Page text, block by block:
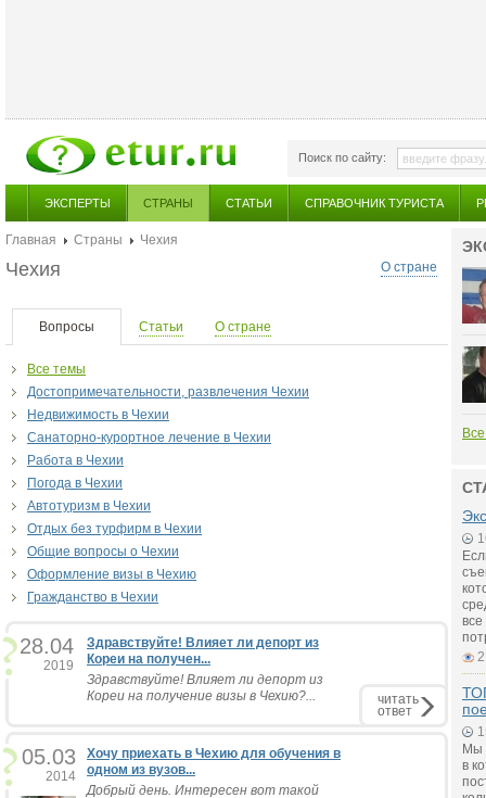
Поиск по сайту:
ЭКСПЕРТЫ СТРАНЫ СТАТЬИ СПРАВОЧНИК ТУРИСТА
Главная Страны
Чехия
О стране
Чехия
Вопросы Статьи О стране
Все темы
Достопримечательности, развлечения Чехии
Недвижимость в Чехии
Санаторно-курортное лечение в Чехии
Работа в Чехии
Погода в Чехии
Автотуризм в Чехии
Отдых без турфирм в Чехии
Общие вопросы о Чехии
Оформление визы в Чехию
Гражданство в Чехии
28.04
2019
Здравствуйте! Влияет ли депорт из
Кореи на получен...
Здравствуйте! Влияет ли депорт из
Кореи на получение визы в Чехию?...
читать
ответ
05.03
2014
Хочу приехать в Чехию для обучения в
одном из вузов...
Добрый день. Интересен вот такой
Мы
в